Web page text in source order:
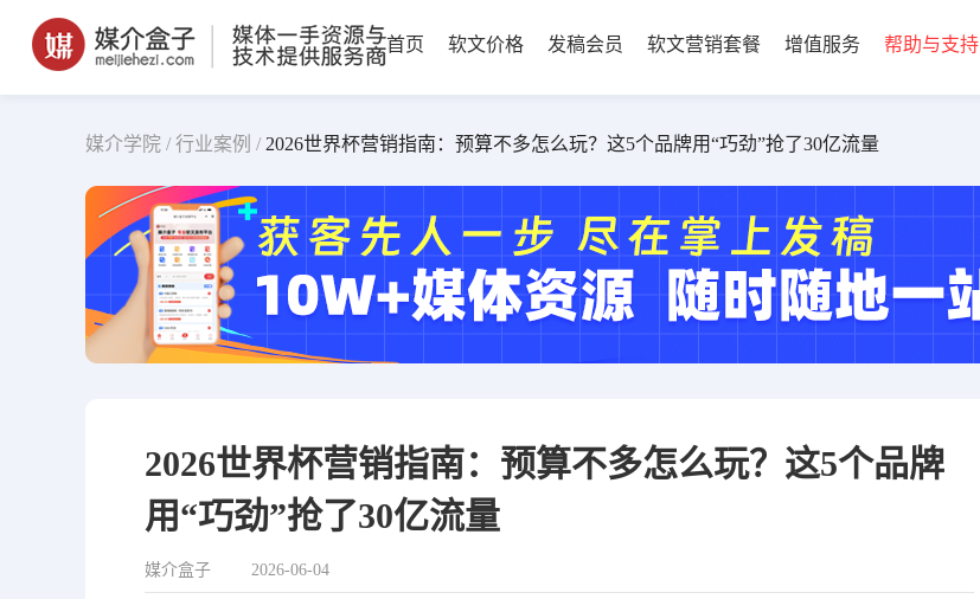
首页 软文价格 发稿会员 软文营销套餐 增值服务 帮助与支持
媒介学院 / 行业案例 /2026世界杯营销指南：预算不多怎么玩？这5个品牌用“巧劲”抢了30亿流量
2026世界杯营销指南：预算不多怎么玩？这5个品牌
用“巧劲”抢了30亿流量
媒介盒子 2026-06-04